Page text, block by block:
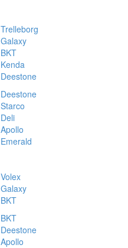
Trelleborg
Galaxy
BKT
Kenda
Deestone
Deestone
Starco
Deli
Apollo
Emerald
Volex
Galaxy
BKT
BKT
Deestone
Apollo